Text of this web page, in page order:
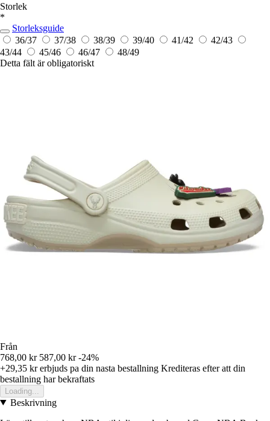
Storlek
*
Storleksguide
36/37
37/38 38/39 39/40 41/42
42/43
43/44
45/46 46/47
48/49
Detta fält är obligatoriskt
Från
768,00 kr 587,00 kr -24%
+29,35 krerbjuds pa din nasta bestallning Krediteras efter att din
bestallning har bekraftats
Loading...
Beskrivning